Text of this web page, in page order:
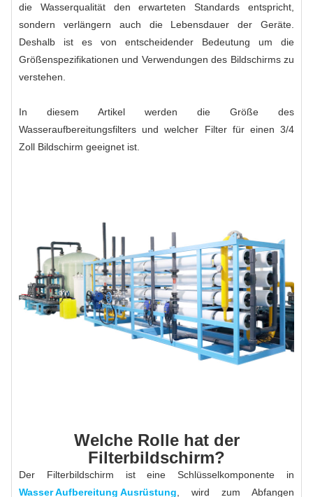
die Wasserqualität den erwarteten Standards entspricht,
sondern verlängern auch die Lebensdauer der Geräte.
Deshalb ist es von entscheidender Bedeutung um die
Größenspezifikationen und Verwendungen des Bildschirms zu
verstehen.
In diesem Artikel werden die Größe des
Wasseraufbereitungsfilters und welcher Filter für einen 3/4
Zoll Bildschirm geeignet ist.
Welche Rolle hat der
Filterbildschirm?
Der Filterbildschirm ist eine Schlüsselkomponente in
Wasser Aufbereitung Ausrüstung , wird zum Abfangen